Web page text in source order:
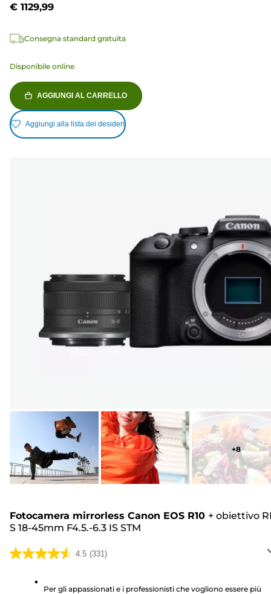
€ 1129,99
Consegna standard gratuita
Disponibile online
AGGIUNGI AL CARRELLO
Aggiungi alla lista dei desideri
+8
Fotocamera mirrorless Canon EOS R10 + obiettivo
S 18-45mm F4.5.-6.3 IS STM
4.5 (331)
4.5
Per gli appassionati e i professionisti che vogliono essere più